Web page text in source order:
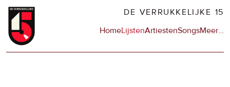
Overslaan
naar
DE VERRUKKELIJKE 15
Hoofdnavigatie
HomeLijstenArtiestenSongsMeerop
…